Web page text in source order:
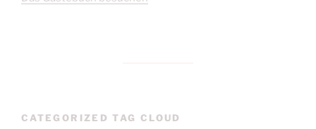
CATEGORIZED TAG CLOUD